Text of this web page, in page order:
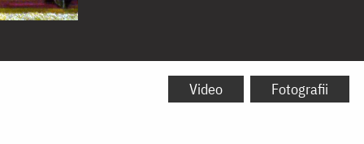
Video Fotografii